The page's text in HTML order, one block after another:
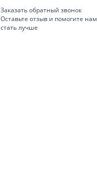
Заказать обратный звонок
Оставьте отзыв и помогите нам
стать лучше